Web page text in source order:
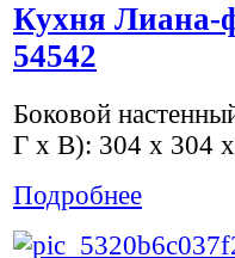
Кухня Лиана-
54542
Боковой
Г х В): 304 x 304
Подробнее